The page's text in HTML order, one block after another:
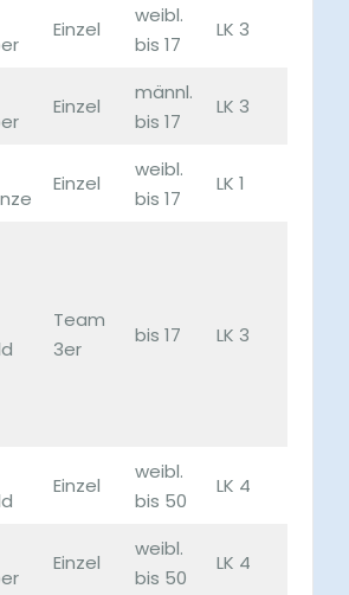
Einzel
weibl.
bis 17
LK 3
Einzel
männl.
bis 17
LK 3
Einzel
weibl.
bis 17
LK 1
Team
3er
bis 17 LK 3
Einzel
weibl.
bis 50
LK 4
Einzel
weibl.
bis 50
LK 4